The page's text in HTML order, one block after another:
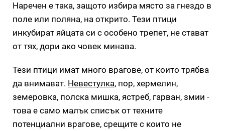
Наречен е така, защото избира място за гнездо в
поле или поляна, на открито. Тези птици
инкубират яйцата си с особено трепет, не стават
от тях, дори ако човек минава.
Тези птици имат много врагове, от които трябва
да внимават. Невестулка, пор, хермелин,
земеровка, полска мишка, ястреб, гарван, змии -
това е само малък списък от техните
потенциални врагове, срещите с които не